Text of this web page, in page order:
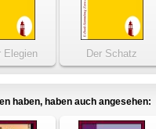
Elegien Der Schatz
haben, haben auch angesehen: